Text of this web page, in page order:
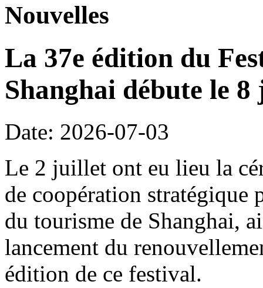
Nouvelles
La 37e édition du
Shanghai débute le
Date: 2026-07-03
Le 2 juillet ont eu lieu la
de coopération stratégique
du tourisme de Shanghai,
lancement du
édition de ce festival.